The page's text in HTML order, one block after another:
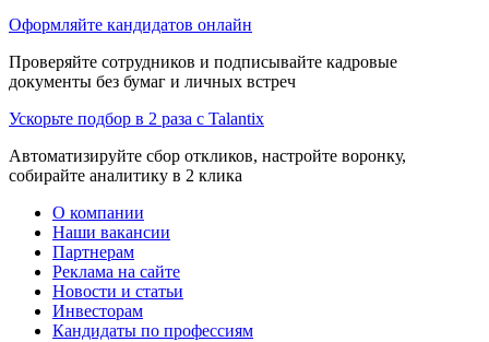
Оформляйте кандидатов онлайн
Проверяйте сотрудников и подписывайте кадровые
документы без бумаг и личных встреч
Ускорьте подбор в 2 раза с Talantix
Автоматизируйте сбор откликов, настройте воронку,
собирайте аналитику в 2 клика
О компании
Наши вакансии
Партнерам
Реклама на сайте
Новости и статьи
Инвесторам
Кандидаты по профессиям